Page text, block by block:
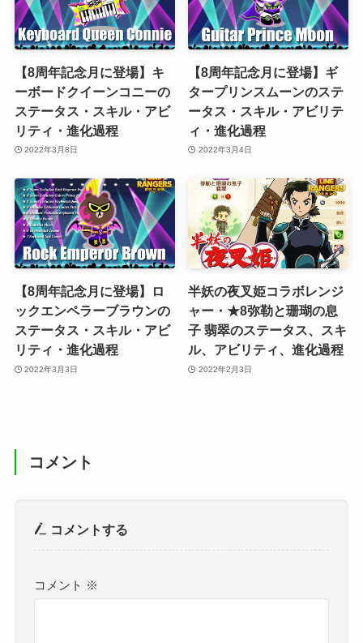
【8周年記念月に登場】キ
ーボードクイーンコニーの
ステータス・スキル・アビ
リティ・進化過程
2022年3月8日
【8周年記念月に登場】ギ
タープリンスムーンのステ
ータス・スキル・アビリテ
ィ・進化過程
2022年3月4日
【8周年記念月に登場】ロ
ックエンペラーブラウンの
ステータス・スキル・アビ
リティ・進化過程
2022年3月3日
半妖の夜叉姫コラボレンジ
ャー・★8弥勒と珊瑚の息
子 翡翠のステータス、スキ
ル、アビリティ、進化過程
2022年2月3日
コメント
コメントする
コメント ※